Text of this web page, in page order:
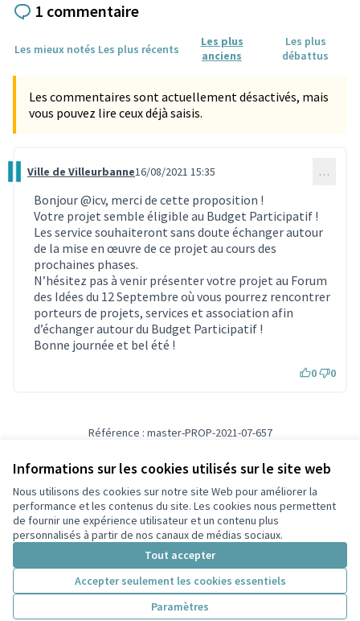
Informations sur les cookies utilisés sur le site web
Nous utilisons des cookies sur notre site Web pour améliorer la
performance et les contenus du site. Les cookies nous permettent
de fournir une expérience utilisateur et un contenu plus
personnalisés à partir de nos canaux de médias sociaux.
Tout accepter
Accepter seulement les cookies essentiels
Paramètres
1 commentaire
Les mieux notés Les plus récents
Les plus
anciens
Les plus
débattus
Les commentaires sont actuellement désactivés, mais
vous pouvez lire ceux déjà saisis.
Commentaire 989
Ville de Villeurbanne16/08/2021 15:35 …
Bonjour@icv, merci de cette proposition !
Votre projet semble éligible au Budget Participatif !
Les service souhaiteront sans doute échanger autour
de la mise en œuvre de ce projet au cours des
prochaines phases.
N’hésitez pas à venir présenter votre projet au Forum
des Idées du 12 Septembre où vous pourrez rencontrer
porteurs de projets, services et association afin
d’échanger autour du Budget Participatif !
Bonne journée et bel été !
0 0
Référence : master-PROP-2021-07-657
Conditions d'utilisation
Paramètres des cookies
Participez Villeurbanne sur X
(Lien externe)
Participez Villeurbanne sur Facebook
Participez Villeurbanne sur Instagram
Participez Villeurbanne sur YouTube
(Lien externe)
Site réalisé grâce aulogiciel libre Decidim .
Licence
(Lien